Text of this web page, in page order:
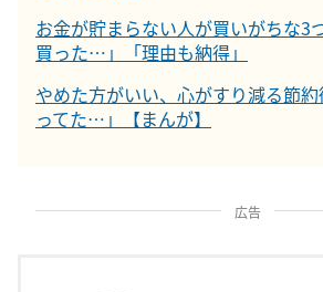
お金が貯まらない人が買いがちな3
買った…」「理由も納得」
やめた方がいい、心がすり減る節
ってた…」【まんが】
広告